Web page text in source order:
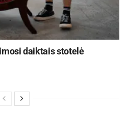
daiktais stotelė